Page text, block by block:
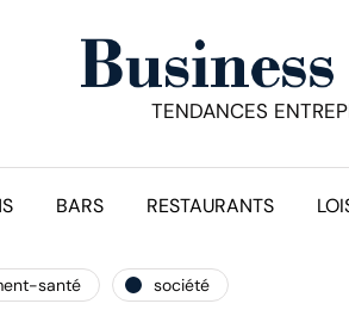
TENDANCES
BARS RESTAURANTS
santé société